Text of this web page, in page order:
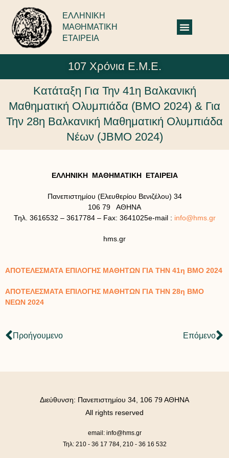
ΕΛΛΗΝΙΚΗ
ΜΑΘΗΜΑΤΙΚΗ
ΕΤΑΙΡΕΙΑ
107 Χρόνια Ε.Μ.Ε.
Κατάταξη Για Την 41η Βαλκανική
Μαθηματική Ολυμπιάδα (BMO 2024) & Για
Την 28η Βαλκανική Μαθηματική Ολυμπιάδα
Νέων (JBMO 2024)
ΕΛΛΗΝΙΚΗ ΜΑΘΗΜΑΤΙΚΗ ΕΤΑΙΡΕΙΑ
Πανεπιστημίου (Ελευθερίου Βενιζέλου) 34
106 79 ΑΘΗΝΑ
Τηλ. 3616532 – 3617784 – Fax: 3641025e-mail : info@hms.gr
hms.gr
ΑΠΟΤΕΛΕΣΜΑΤΑ ΕΠΙΛΟΓΗΣ ΜΑΘΗΤΩΝ ΓΙΑ ΤΗΝ 41η ΒΜΟ 2024
ΑΠΟΤΕΛΕΣΜΑΤΑ ΕΠΙΛΟΓΗΣ ΜΑΘΗΤΩΝ ΓΙΑ ΤΗΝ 28η ΒΜΟ
ΝΕΩΝ 2024
Προήγουμενο Επόμενο
email: info@hms.gr
Τηλ: 210 - 36 17 784, 210 - 36 16 532
Διεύθυνση: Πανεπιστημίου 34, 106 79 ΑΘΗΝΑ
All rights reserved